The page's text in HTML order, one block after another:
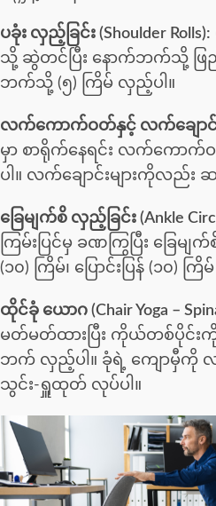
ပခုံး လှည့်ခြင်း (Shoulder Rolls):
သို့ ဆွဲတင်ပြီး နောက်ဘက်သို့ ဖြည်း
ဘက်သို့ (၅) ကြိမ် လှည့်ပါ။
လက်ကောက်ဝတ်နှင့် လက်ချောင်း
မှာ စာရိုက်နေရင်း လက်ကော
ပါ။ လက်ချောင်းများကိုလည်း ဆ
ခြေမျက်စိ လှည့်ခြင်း (Ankle
ကြမ်းပြင်မှ ခဏကြွပြီး ခြေ
(၁၀) ကြိမ်၊ ပြောင်းပြန် (၁၀) က
ထိုင်ခုံ ယောဂ (Chair Yoga –
မတ်မတ်ထားပြီး ကိုယ်တစ်ပိုင်းကို
ဘက် လှည့်ပါ။ ခုံရဲ့ ကျောမှီကို
သွင်း-ရှူထုတ် လုပ်ပါ။